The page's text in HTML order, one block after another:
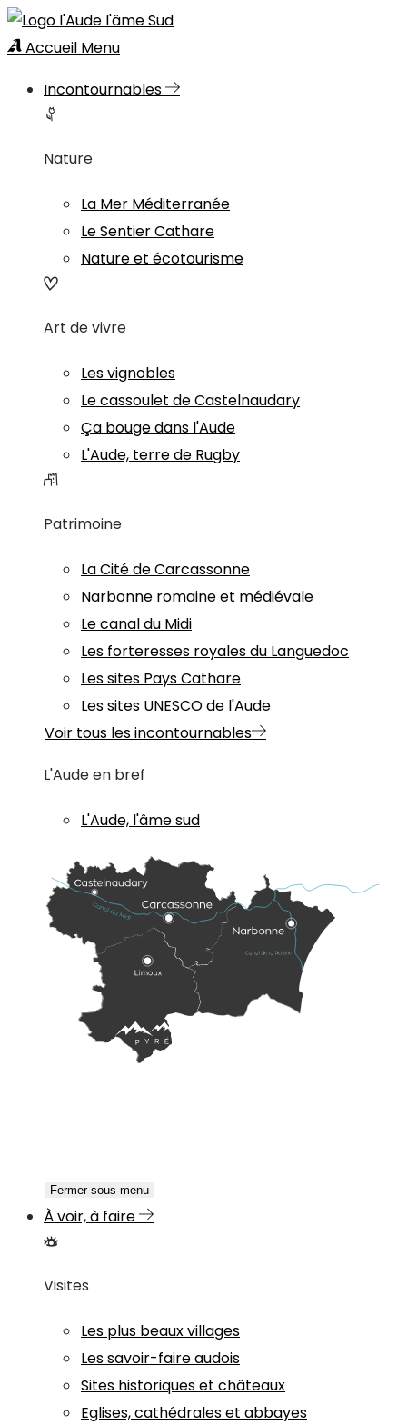
Accueil Menu
Incontournables
Nature
La Mer Méditerranée
Le Sentier Cathare
Nature et écotourisme
Art de vivre
Les vignobles
Le cassoulet de Castelnaudary
Ça bouge dans l'Aude
L'Aude, terre de Rugby
Patrimoine
La Cité de Carcassonne
Narbonne romaine et médiévale
Le canal du Midi
Les forteresses royales du Languedoc
Les sites Pays Cathare
Les sites UNESCO de l'Aude
Voir tous les incontournables
L'Aude en bref
L'Aude, l'âme sud
Fermer sous-menu
À voir, à faire
Visites
Les plus beaux villages
Les savoir-faire audois
Sites historiques et châteaux
Eglises, cathédrales et abbayes